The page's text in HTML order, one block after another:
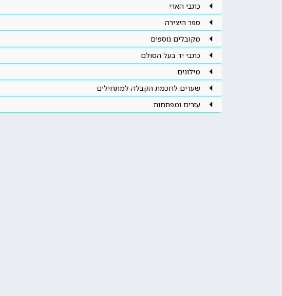
כתבי הארי
ספר היצירה
מקובלים נוספים
כתבי יד בעל הסולם
מילונים
שערים לחכמת הקבלה למתחילים
עזרים ומפתחות